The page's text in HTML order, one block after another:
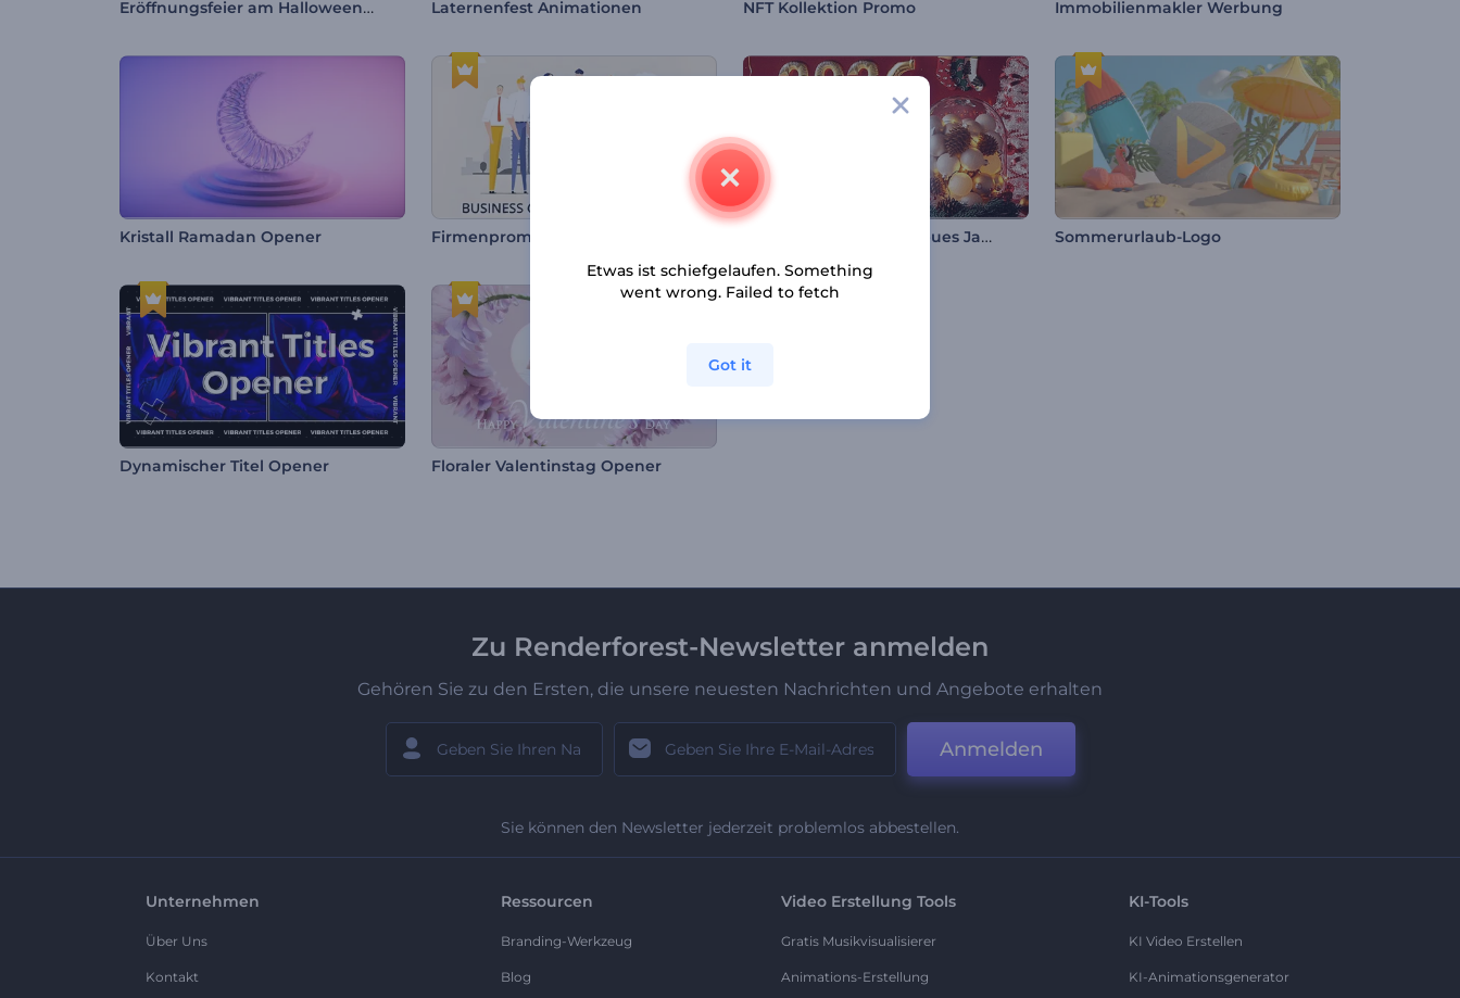
Eröffnungsfeier am Halloweenabend Laternenfest Animationen NFT Kollektion Promo Immobilienmakler Werbung
Kristall Ramadan Opener Firmenpromotion mit Figuren Willkommen Frohes Neues Jahr Sommerurlaub-Logo
Dynamischer Titel Opener Floraler Valentinstag Opener
Zu Renderforest-Newsletter anmelden
Gehören Sie zu den Ersten, die unsere neuesten Nachrichten und Angebote erhalten
Anmelden
Sie können den Newsletter jederzeit problemlos abbestellen.
Unternehmen
Über Uns
Kontakt
Ressourcen
Branding-Werkzeug
Blog
Video Erstellung Tools
Gratis Musikvisualisierer
Animations-Erstellung
KI-Tools
KI Video Erstellen
KI-Animationsgenerator
Etwas ist schiefgelaufen. Something
went wrong. Failed to fetch
Got it